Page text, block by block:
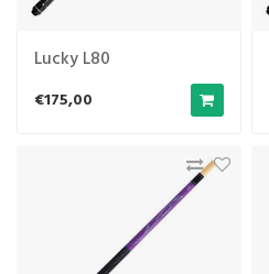
Lucky L80
€175,00